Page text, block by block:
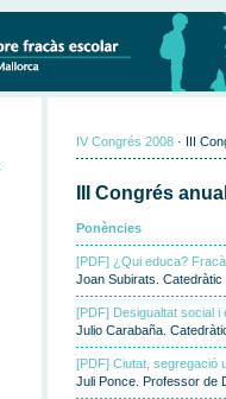
IV Congrés 2008 · III
III Congrés
Ponències
[PDF] ¿Qui educa?
Joan Subirats.
[PDF] Desigualtat social i
Julio Carabaña.
[PDF] Ciutat, segregació
Juli Ponce. Professor de